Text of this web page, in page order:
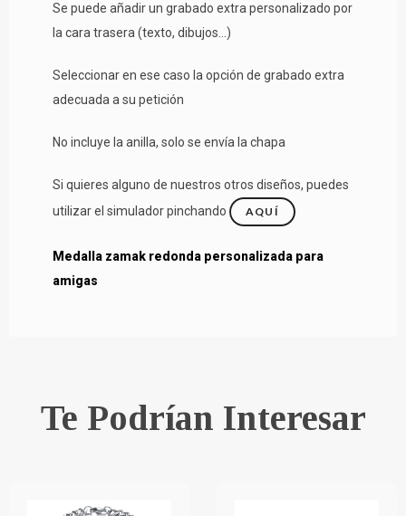
Se puede añadir un grabado extra personalizado por
la cara trasera (texto, dibujos...)
Seleccionar en ese caso la opción de grabado extra
adecuada a su petición
No incluye la anilla, solo se envía la chapa
Si quieres alguno de nuestros otros diseños, puedes
utilizar el simulador pinchando
AQUÍ
Medalla zamak redonda personalizada para
amigas
Te Podrían Interesar